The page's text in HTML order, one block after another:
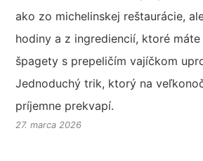
27. marca 2026
ako zo michelinskej reštaurácie,
hodiny a z ingrediencií, ktoré
špagety s prepeličím vajíčkom
Jednoduchý trik, ktorý na
príjemne prekvapí.